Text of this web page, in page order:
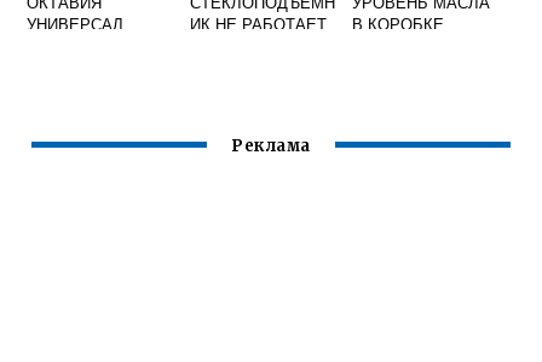
УНИВЕРСАЛ
ИК НЕ РАБОТАЕТ
В КОРОБКЕ
Реклама